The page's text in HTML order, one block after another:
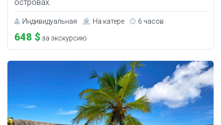
островах.
Индивидуальная На катере 6 часов
648 $ за экскурсию